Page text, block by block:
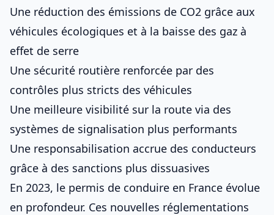
Une réduction des émissions de CO2 grâce aux
véhicules écologiques et à la baisse des gaz à
effet de serre
Une sécurité routière renforcée par des
contrôles plus stricts des véhicules
Une meilleure visibilité sur la route via des
systèmes de signalisation plus performants
Une responsabilisation accrue des conducteurs
grâce à des sanctions plus dissuasives
En 2023, le permis de conduire en France évolue
en profondeur. Ces nouvelles réglementations